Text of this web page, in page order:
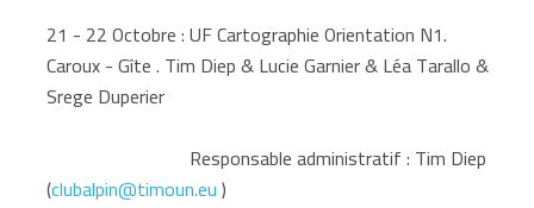
21 - 22 Octobre : UF Cartographie Orientation N1.
Caroux - Gîte . Tim Diep & Lucie Garnier & Léa Tarallo &
Srege Duperier
Responsable administratif : Tim Diep
(clubalpin@timoun.eu)